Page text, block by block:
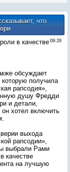
что
09:26
в качестве
обсуждает
которую получила
рапсодия»,
душу Фредди
и детали,
он хотел включить
выхода
рапсодии»,
выбрали Рами
качестве
на лучшую